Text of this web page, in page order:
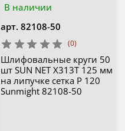
В наличии
арт. 82108-50
(0)
Шлифовальные круги 50
шт SUN NET X313T 125 мм
на липучке сетка P 120
Sunmight 82108-50